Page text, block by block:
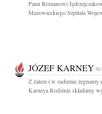
Panu Romanowi
Mazowieckiego Szpitala
JÓZEF KARNEY
Z żalem i w zadumie żegnamy
Karneya Rodzinie składamy